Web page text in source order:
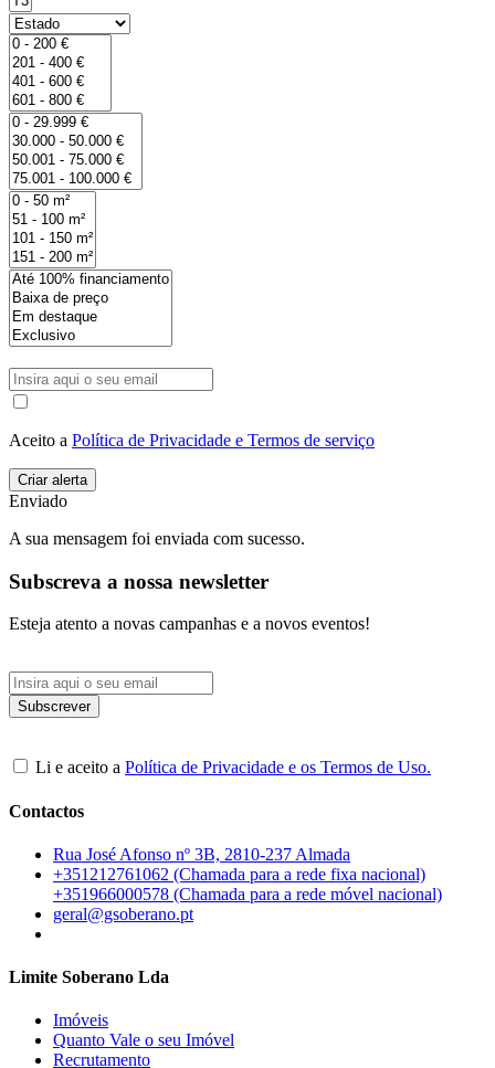
Aceito a Política de Privacidade e Termos de serviço
Enviado
A sua mensagem foi enviada com sucesso.
Subscreva a nossa newsletter
Esteja atento a novas campanhas e a novos eventos!
Li e aceito a Política de Privacidade e os Termos de Uso.
Contactos
Rua José Afonso nº 3B, 2810-237 Almada
+351212761062 (Chamada para a rede fixa nacional)
+351966000578 (Chamada para a rede móvel nacional)
geral@gsoberano.pt
Limite Soberano Lda
Imóveis
Quanto Vale o seu Imóvel
Recrutamento